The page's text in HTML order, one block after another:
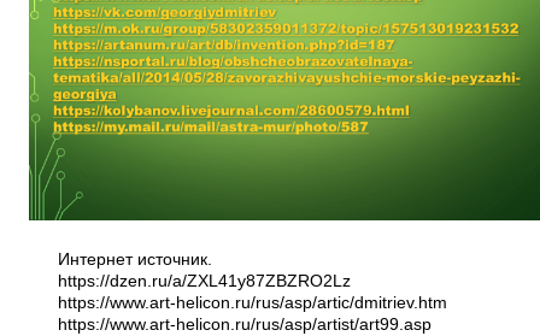
Интернет источник.
https://dzen.ru/a/ZXL41y87ZBZRO2Lz
https://www.art-helicon.ru/rus/asp/artic/dmitriev.htm
https://www.art-helicon.ru/rus/asp/artist/art99.asp